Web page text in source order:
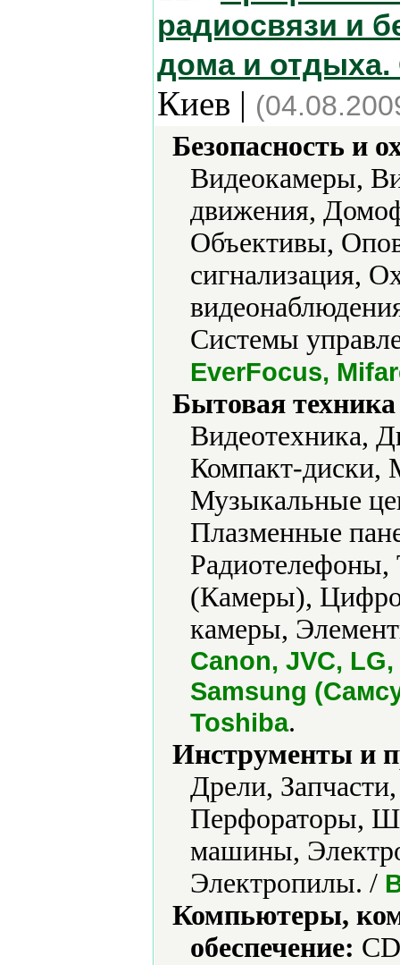
радиосвязи и
дома и отдыха.
Киев |
Безопасность и
Видеокамеры,
движения,
Объективы,
сигнализация,
Системы
EverFocus,
Бытовая
Видеотехника,
Компакт-
Музыкальные
Плазменные
Радиотелефоны,
(Камеры),
камеры,
Canon, JVC,
Samsung
Toshiba.
Инструменты и
Дрели,
Перфораторы,
машины,
Электропилы. /
Компьютеры,
обеспечение: